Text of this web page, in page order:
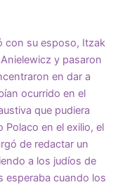
con su esposo, Itzak
y pasaron
en dar a
ocurrido en el
que pudiera
Polaco en el exilio, el
de redactar un
a los judíos de
esperaba cuando los